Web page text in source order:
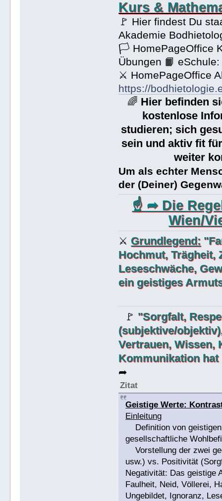
Kurs &
🚩 Hier findest Du
Akademie
🏳 HomePageOffice
Übungen 📙
⚔ HomePageOffice
https://
🌈 Hier befinden
kostenlose
studieren; sich
sein und aktiv fit
weiter
Um als echter
der (Deiner)
☝ ➦ Die
Wien/
⚔ Grundlegend:
Hochmut, Trägheit,
Leseschwäche,
ein geistiges
🚩 "Sorgfalt,
(subjektive/
Vertrauen, Wissen,
Kommunikation
➦
Zitat
Geistige Werte:
Einleitung
Definition von geistigen
gesellschaftliche
Vorstellung der zwei
usw.) vs. Positivität
Negativität: Das geistige
Faulheit, Neid, Völlerei,
Ungebildet, Ignoranz,